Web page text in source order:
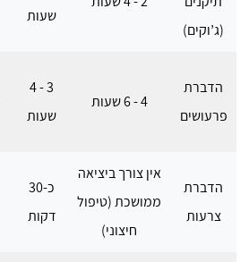
(ג’וקים)
שעות
הדברת
פרעושים
4 - 6 שעות
3 - 4
שעות
הדברת
צרעות
אין צורך ביציאה
ממושכת (טיפול
חיצוני)
כ-30
דקות